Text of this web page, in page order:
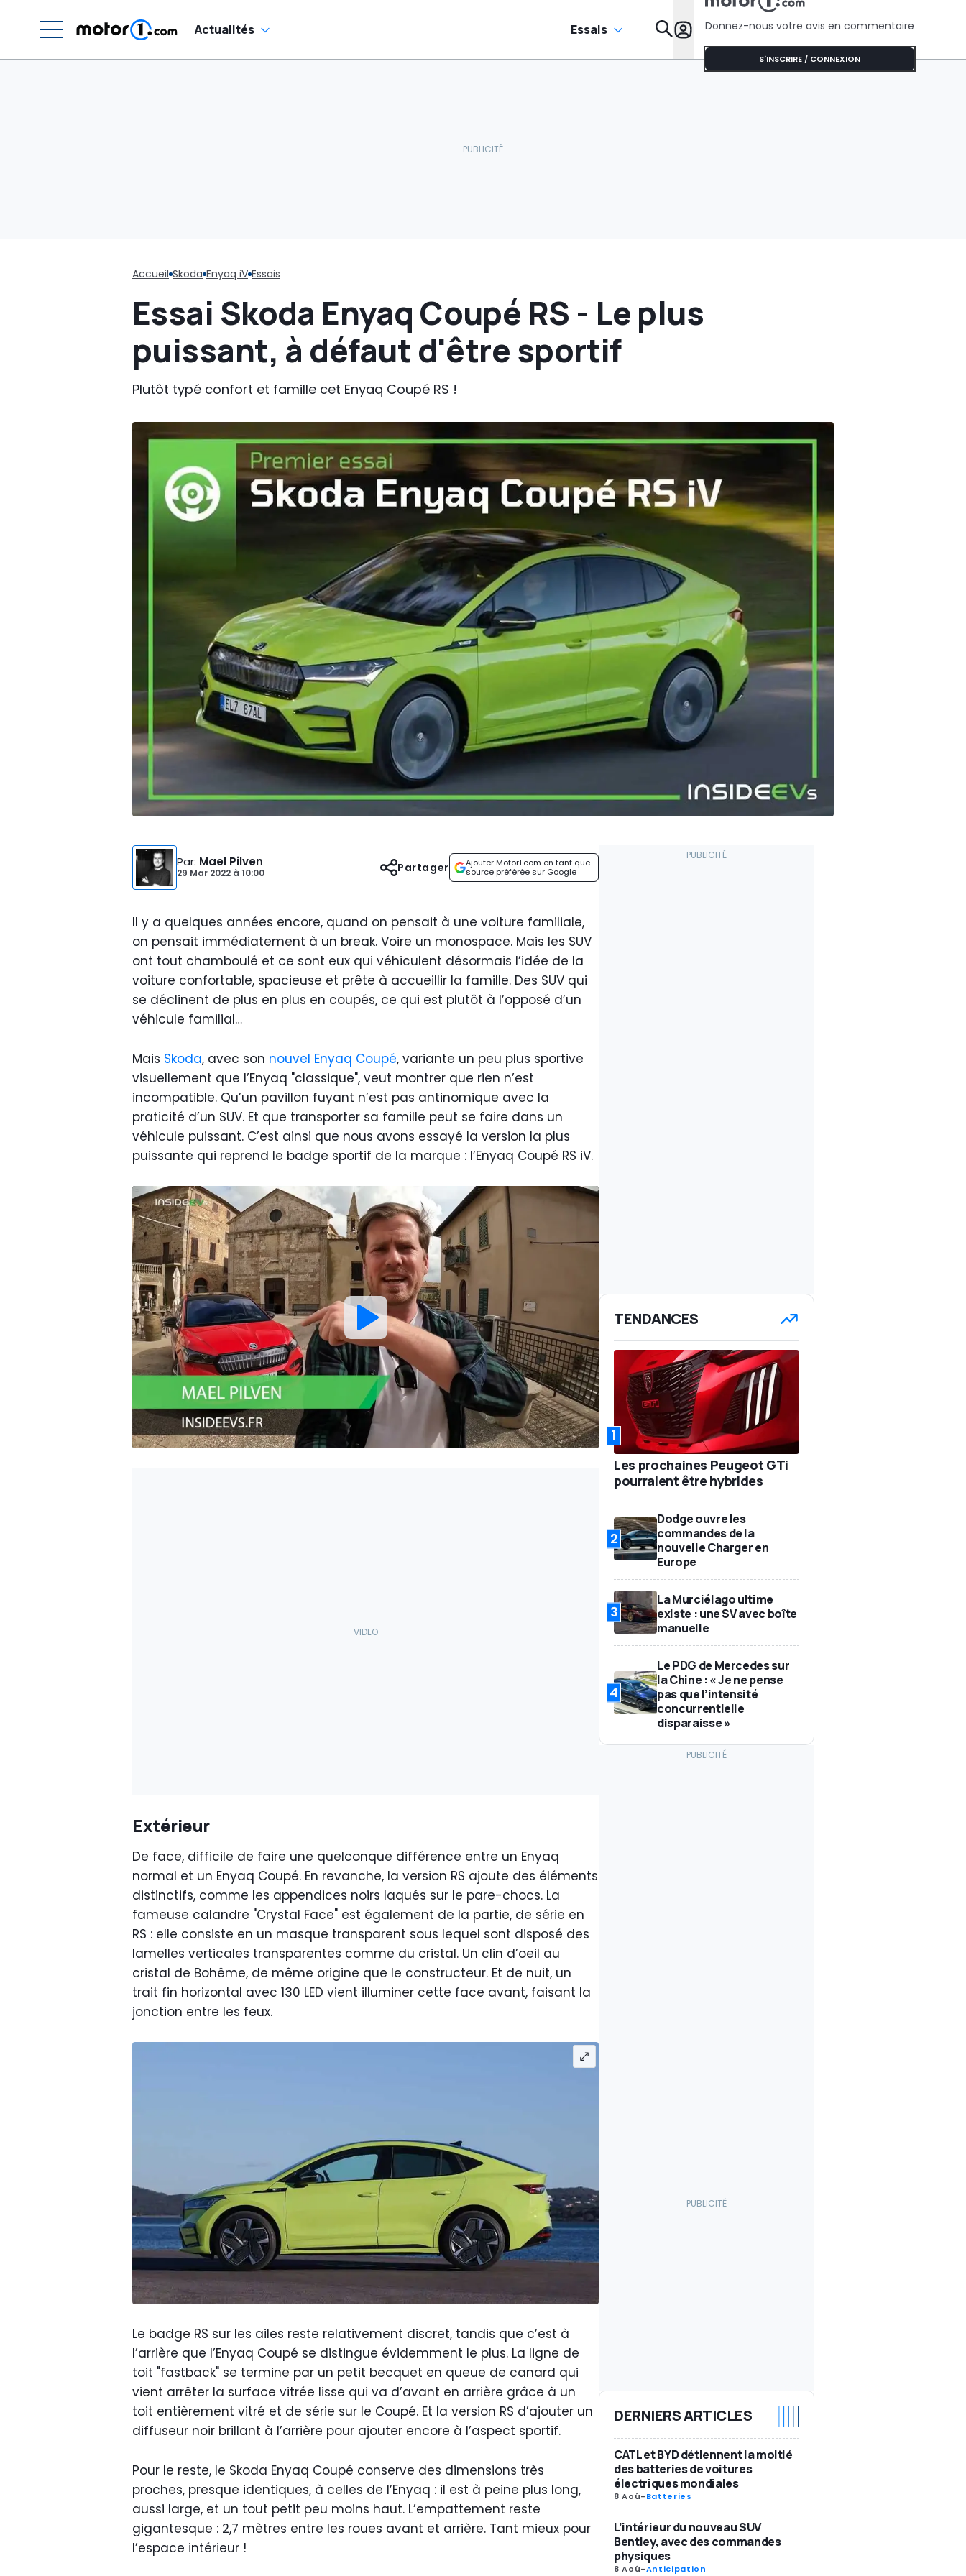
Actualités Essais Donnez-nous votre avis en commentaire
S'INSCRIRE / CONNEXION
Accueil Skoda Enyaq iV Essais
Essai Skoda Enyaq Coupé RS - Le plus
puissant, à défaut d'être sportif
Plutôt typé confort et famille cet Enyaq Coupé RS !
Par: Mael Pilven
29 Mar 2022 à 10:00
Ajouter Motor1.com en tant que
source préférée sur Google
Partager
Il y a quelques années encore, quand on pensait à une voiture familiale,
on pensait immédiatement à un break. Voire un monospace. Mais les SUV
ont tout chamboulé et ce sont eux qui véhiculent désormais l’idée de la
voiture confortable, spacieuse et prête à accueillir la famille. Des SUV qui
se déclinent de plus en plus en coupés, ce qui est plutôt à l’opposé d’un
véhicule familial…
Mais Skoda, avec son nouvel Enyaq Coupé, variante un peu plus sportive
visuellement que l’Enyaq "classique", veut montrer que rien n’est
incompatible. Qu’un pavillon fuyant n’est pas antinomique avec la
praticité d’un SUV. Et que transporter sa famille peut se faire dans un
véhicule puissant. C’est ainsi que nous avons essayé la version la plus
puissante qui reprend le badge sportif de la marque : l’Enyaq Coupé RS iV.
Extérieur
De face, difficile de faire une quelconque différence entre un Enyaq
normal et un Enyaq Coupé. En revanche, la version RS ajoute des éléments
distinctifs, comme les appendices noirs laqués sur le pare-chocs. La
fameuse calandre "Crystal Face" est également de la partie, de série en
RS : elle consiste en un masque transparent sous lequel sont disposé des
lamelles verticales transparentes comme du cristal. Un clin d’oeil au
cristal de Bohême, de même origine que le constructeur. Et de nuit, un
trait fin horizontal avec 130 LED vient illuminer cette face avant, faisant la
jonction entre les feux.
Le badge RS sur les ailes reste relativement discret, tandis que c’est à
l’arrière que l’Enyaq Coupé se distingue évidemment le plus. La ligne de
toit "fastback" se termine par un petit becquet en queue de canard qui
vient arrêter la surface vitrée lisse qui va d’avant en arrière grâce à un
toit entièrement vitré et de série sur le Coupé. Et la version RS d’ajouter un
diffuseur noir brillant à l’arrière pour ajouter encore à l’aspect sportif.
Pour le reste, le Skoda Enyaq Coupé conserve des dimensions très
proches, presque identiques, à celles de l’Enyaq : il est à peine plus long,
aussi large, et un tout petit peu moins haut. L’empattement reste
gigantesque : 2,7 mètres entre les roues avant et arrière. Tant mieux pour
l’espace intérieur !
TENDANCES
1
Les prochaines Peugeot GTi
pourraient être hybrides
2
Dodge ouvre les
commandes de la
nouvelle Charger en
Europe
3
La Murciélago ultime
existe : une SV avec boîte
manuelle
4
Le PDG de Mercedes sur
la Chine : « Je ne pense
pas que l’intensité
concurrentielle
disparaisse »
DERNIERS ARTICLES
CATL et BYD détiennent la moitié
des batteries de voitures
électriques mondiales
8 Aoû-Batteries
L’intérieur du nouveau SUV
Bentley, avec des commandes
physiques
8 Aoû-Anticipation